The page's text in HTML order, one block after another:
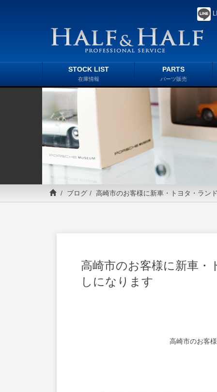
STOCK LIST
在庫情報
PARTS
パーツ販売
ブログ 高崎市のお客様に新車・トヨタ・ラン
高崎市のお客様に新車・
しになります
高崎市のお客